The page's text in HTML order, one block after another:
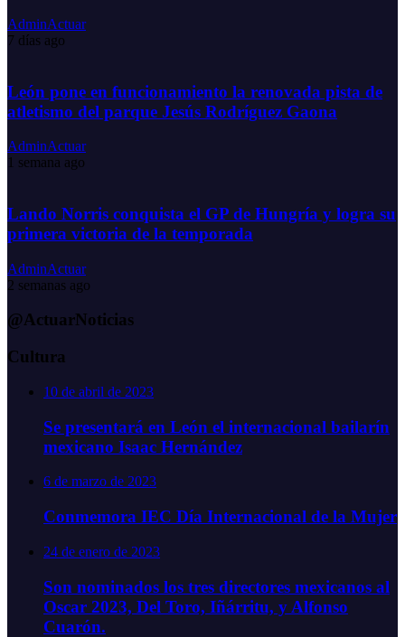
AdminActuar
7 días ago
León pone en funcionamiento la renovada pista de
atletismo del parque Jesús Rodríguez Gaona
AdminActuar
1 semana ago
Lando Norris conquista el GP de Hungría y logra su
primera victoria de la temporada
AdminActuar
2 semanas ago
@ActuarNoticias
Cultura
10 de abril de 2023
Se presentará en León el internacional bailarín
mexicano Isaac Hernández
6 de marzo de 2023
Conmemora IEC Día Internacional de la Mujer
24 de enero de 2023
Son nominados los tres directores mexicanos al
Oscar 2023, Del Toro, Iñárritu, y Alfonso
Cuarón.